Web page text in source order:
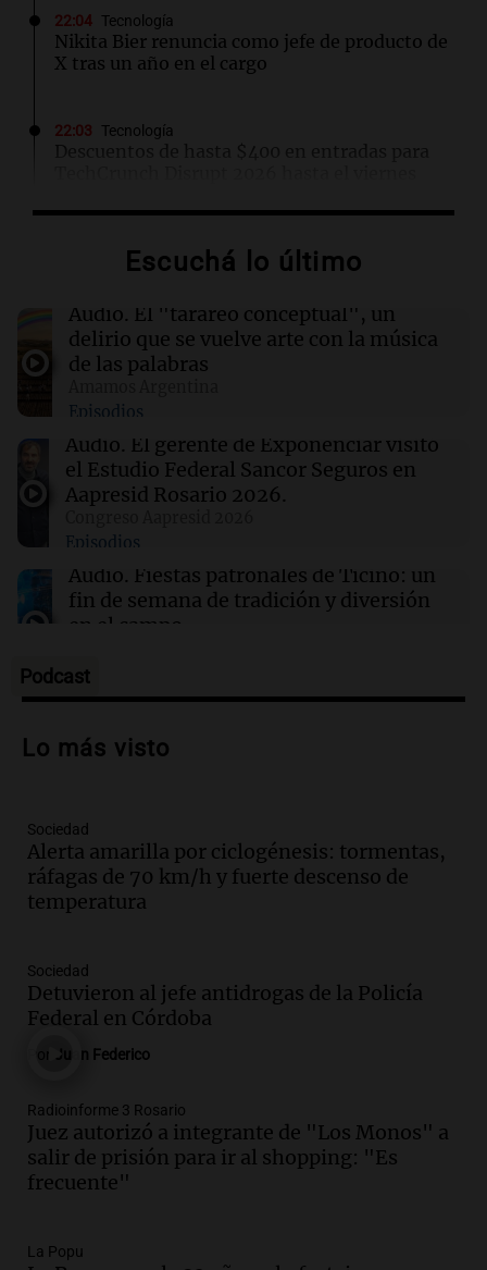
22:04 Tecnología
Nikita Bier renuncia como jefe de producto de
X tras un año en el cargo
22:03 Tecnología
Descuentos de hasta $400 en entradas para
Madres pidieron por la Ley Joaquín en
22:00 Sociedad
Buenos Aires se prepara para un frío extremo:
21:54 Mundo
Líderes indígenas guatemaltecos liberados
tras 15 meses de prisión sin juicio
Escuchá lo último
Audio. El "tarareo conceptual", un
delirio que se vuelve arte con la música
de las palabras
Episodios
Audio. El gerente de Exponenciar visitó
el Estudio Federal Sancor Seguros en
Aapresid Rosario 2026.
Episodios
Audio. Fiestas patronales de Ticino: un
fin de semana de tradición y diversión
en el campo
Episodios
Audio.Preparativos para la feria en La
de apertura
Audio.
lluvias, senadores manifiestan
oposición a ley de tierras
Panorama Federal
Audio.
centro de esquí Penitentes Park tras
siete años de cierre por falta de nieve
Episodios
Audio.Madres en Rosario piden por la
ley Joaquín.
Viva la Radio Rosario
Episodios
de hacienda: “Las tecnologías no
Podcast
Lo más visto
Sociedad
Alerta amarilla por ciclogénesis: tormentas,
ráfagas de 70 km/h y fuerte descenso de
temperatura
Sociedad
Detuvieron al jefe antidrogas de la Policía
Federal en Córdoba
Juan Federico
Radioinforme 3 Rosario
Juez autorizó a integrante de "Los Monos" a
salir de prisión para ir al shopping: "Es
frecuente"
La Popu